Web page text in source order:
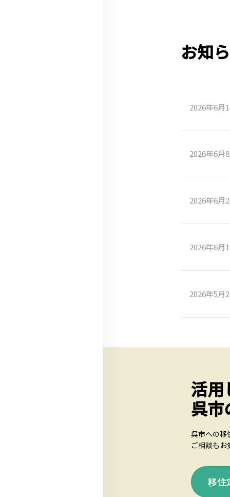
お知
2026年6月
2026年6月
2026年6月
2026年6月
2026年5月
活用
呉市
呉市への移
ご相談もお
移住